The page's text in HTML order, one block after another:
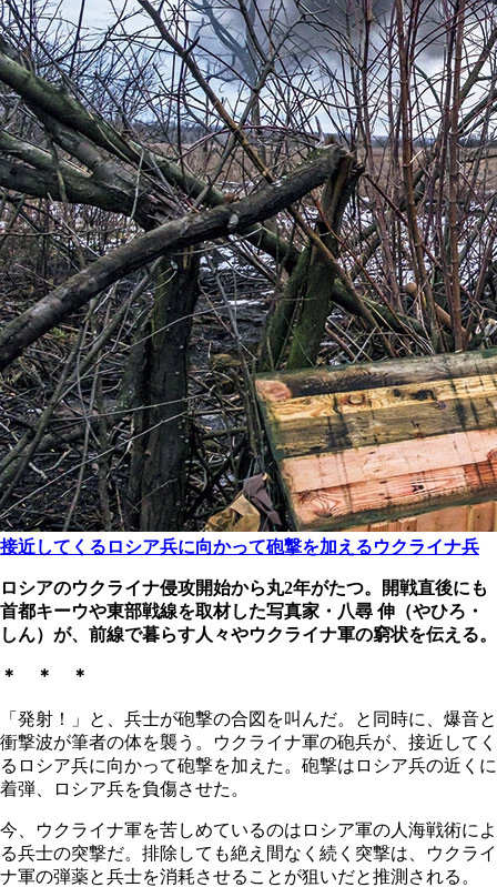
接近してくるロシア兵に向かって砲撃を加えるウクライナ兵
ロシアのウクライナ侵攻開始から丸2年がたつ。開戦直後にも
首都キーウや東部戦線を取材した写真家・八尋 伸（やひろ・
しん）が、前線で暮らす人々やウクライナ軍の窮状を伝える。
＊ ＊ ＊
「発射！」と、兵士が砲撃の合図を叫んだ。と同時に、爆音と
衝撃波が筆者の体を襲う。ウクライナ軍の砲兵が、接近してく
るロシア兵に向かって砲撃を加えた。砲撃はロシア兵の近くに
着弾、ロシア兵を負傷させた。
今、ウクライナ軍を苦しめているのはロシア軍の人海戦術によ
る兵士の突撃だ。排除しても絶え間なく続く突撃は、ウクライ
ナ軍の弾薬と兵士を消耗させることが狙いだと推測される。